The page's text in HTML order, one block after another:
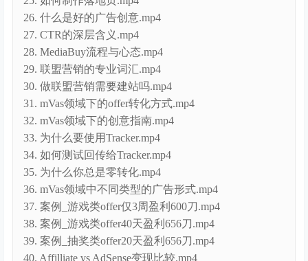
29. 联盟营销的专业词汇.mp4
30. 做联盟营销需要建站吗.mp4
31. mVas领域下的offer转化方式.mp4
32. mVas领域下的创意指南.mp4
33. 为什么要使用Tracker.mp4
34. 如何测试回传给Tracker.mp4
35. 为什么你总是零转化.mp4
36. mVas领域中不同类型的广告形式.mp4
37. 案例_游戏类offer仅3周盈利600刀.mp4
38. 案例_游戏类offer40天盈利656刀.mp4
39. 案例_抽奖类offer20天盈利656刀.mp4
40. Affilliate vs AdSense变现比较.mp4
41. 案例_视频类offer7天盈利1903刀.mp4
42. 案例_游戏类offer35天盈利743刀.mp4
43. 案例_下载类offer8天盈利400刀.mp4